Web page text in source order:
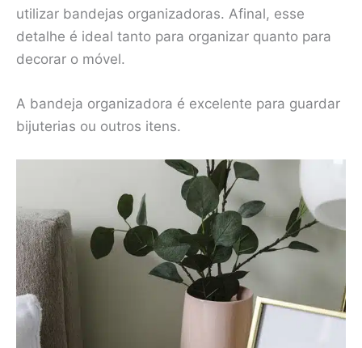
utilizar bandejas organizadoras. Afinal, esse
detalhe é ideal tanto para organizar quanto para
decorar o móvel.
A bandeja organizadora é excelente para guardar
bijuterias ou outros itens.